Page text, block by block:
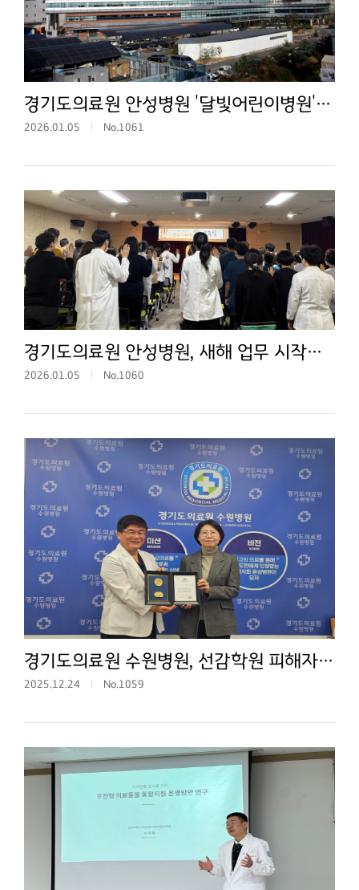
경기도의료원 안성병원 '달빛어린이병원' 지정
2026.01.05 No.1061
경기도의료원 안성병원, 새해 업무 시작은 ‘청렴 선언’으로
2026.01.05 No.1060
경기도의료원 수원병원, 선감학원 피해자 지원 감사장
2025.12.24 No.1059